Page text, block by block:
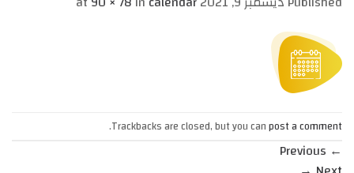
Trackbacks are closed, but you canpost a comment
.
←